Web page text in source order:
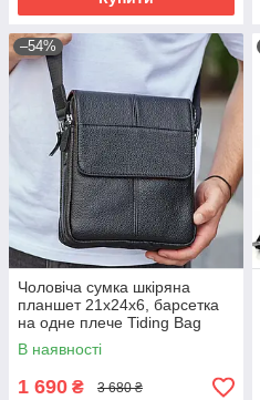
–54%
Чоловіча сумка шкіряна
планшет 21х24х6, барсетка
на одне плече Tiding Bag
M1254A чорна
В наявності
1 690 ₴ 3 680 ₴